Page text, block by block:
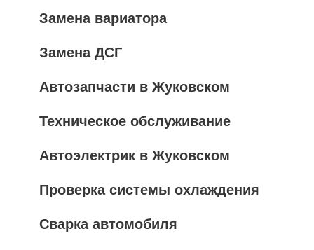
Замена вариатора
Замена ДСГ
Автозапчасти в Жуковском
Техническое обслуживание
Автоэлектрик в Жуковском
Проверка системы охлаждения
Сварка автомобиля